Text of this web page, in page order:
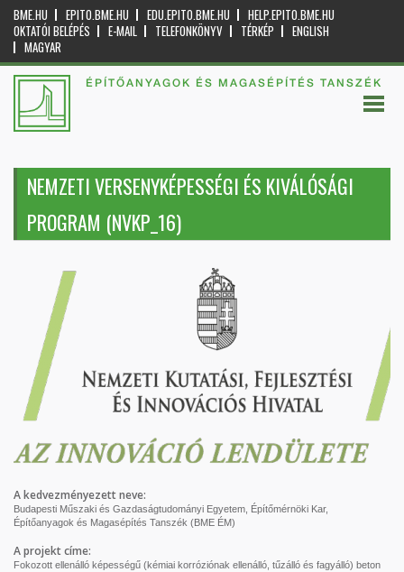
BME.HU EPITO.BME.HU EDU.EPITO.BME.HU
HELP.EPITO.BME.HU
OKTATÓI BELÉPÉS
E-MAIL TELEFONKÖNYV TÉRKÉP
ENGLISH
MAGYAR
ÉPÍTŐANYAGOK ÉS MAGASÉPÍTÉS TANSZÉK
NEMZETI VERSENYKÉPESSÉGI ÉS KIVÁLÓSÁGI
PROGRAM (NVKP_16)
A kedvezményezett neve:
Budapesti Műszaki és Gazdaságtudományi Egyetem, Építőmérnöki Kar,
Építőanyagok és Magasépítés Tanszék (BME ÉM)
A projekt címe:
Fokozott ellenálló képességű (kémiai korróziónak ellenálló, tűzálló és fagyálló) beton